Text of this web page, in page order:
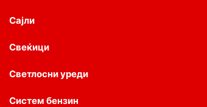
Сајли
Свеќици
Светлосни уреди
Систем бензин